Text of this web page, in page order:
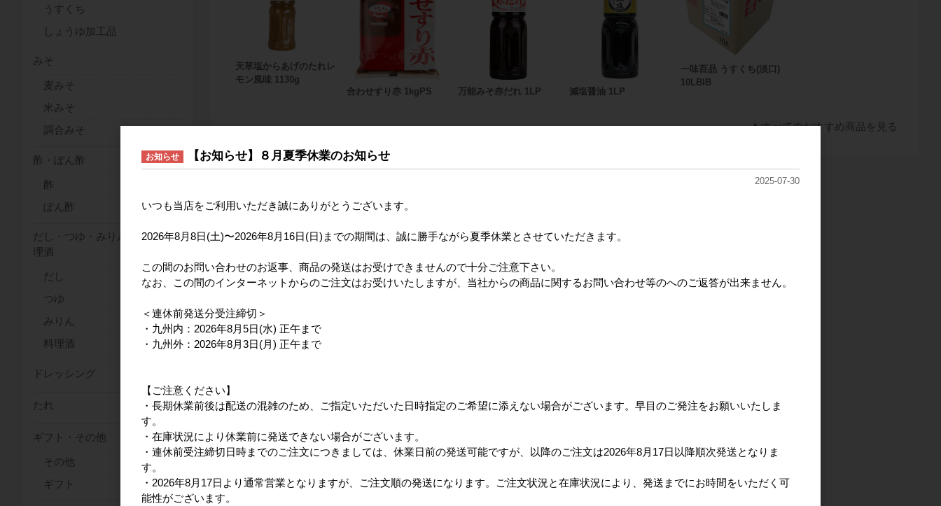
天草塩からあげのたれレ
モン風味 1130g
合わせすり赤 1kgPS
万能みそ赤だれ 1LP 減塩醤油 1LP
一味百品 うすくち(淡口)
10LBIB
すべてのおすすめ商品を見る
うすくち
しょうゆ加工品
みそ
麦みそ
米みそ
調合みそ
酢・ぽん酢
酢
ぽん酢
だし・つゆ・みりん・料
理酒
だし
つゆ
みりん
料理酒
ドレッシング
たれ
ギフト・その他
その他
ギフト
お知らせ 【お知らせ】８月夏季休業のお知らせ
2025-07-30
いつも当店をご利用いただき誠にありがとうございます。
2026年8月8日(土)〜2026年8月16日(日)までの期間は、誠に勝手ながら夏季休業とさせていただきます。
この間のお問い合わせのお返事、商品の発送はお受けできませんので十分ご注意下さい。
なお、この間のインターネットからのご注文はお受けいたしますが、当社からの商品に関するお問い合わせ等のへのご返答が出来ません。
＜連休前発送分受注締切＞
・九州内：2026年8月5日(水) 正午まで
・九州外：2026年8月3日(月) 正午まで
【ご注意ください】
・長期休業前後は配送の混雑のため、ご指定いただいた日時指定のご希望に添えない場合がございます。早目のご発注をお願いいたしま
す。
・在庫状況により休業前に発送できない場合がございます。
・連休前受注締切日時までのご注文につきましては、休業日前の発送可能ですが、以降のご注文は2026年8月17日以降順次発送となりま
す。
・2026年8月17日より通常営業となりますが、ご注文順の発送になります。ご注文状況と在庫状況により、発送までにお時間をいただく可
能性がございます。